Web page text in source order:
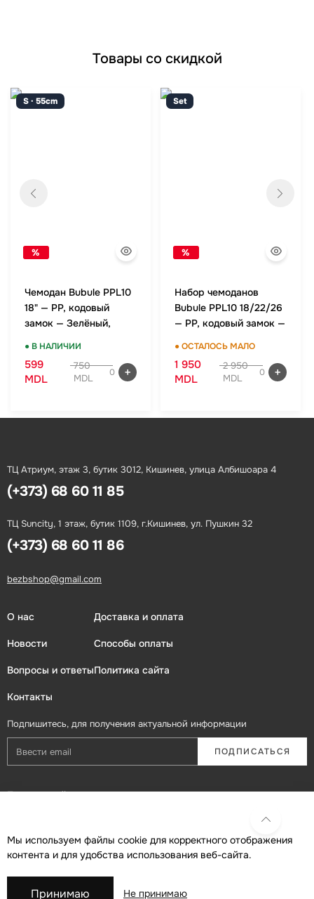
Товары со скидкой
S · 55cm
%
Чемодан Bubule PPL10
18" — PP, кодовый
замок — Зелёный,
● В НАЛИЧИИ
599
MDL
750
MDL
0
Set
%
Набор чемоданов
Bubule PPL10 18/22/26
— PP, кодовый замок —
● ОСТАЛОСЬ МАЛО
1 950
MDL
2 950
MDL
0
ТЦ Атриум, этаж 3, бутик 3012, Кишинев, улица Албишоара 4
(+373) 68 60 11 85
ТЦ Suncity, 1 этаж, бутик 1109, г.Кишинев, ул. Пушкин 32
(+373) 68 60 11 86
bezbshop@gmail.com
О нас
Новости
Вопросы и ответы
Контакты
Доставка и оплата
Способы оплаты
Политика сайта
Подпишитесь, для получения актуальной информации
ПОДПИСАТЬСЯ
Присоединяйтесь в социальных сетях
Мы используем файлы cookie для корректного отображения
контента и для удобства использования веб-сайта.
Принимаю Не принимаю